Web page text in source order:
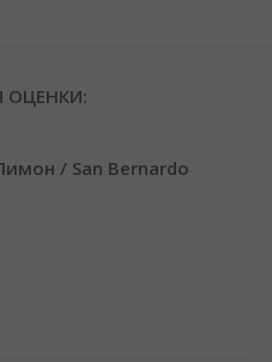
ОЦЕНКИ:
/ San Bernardo